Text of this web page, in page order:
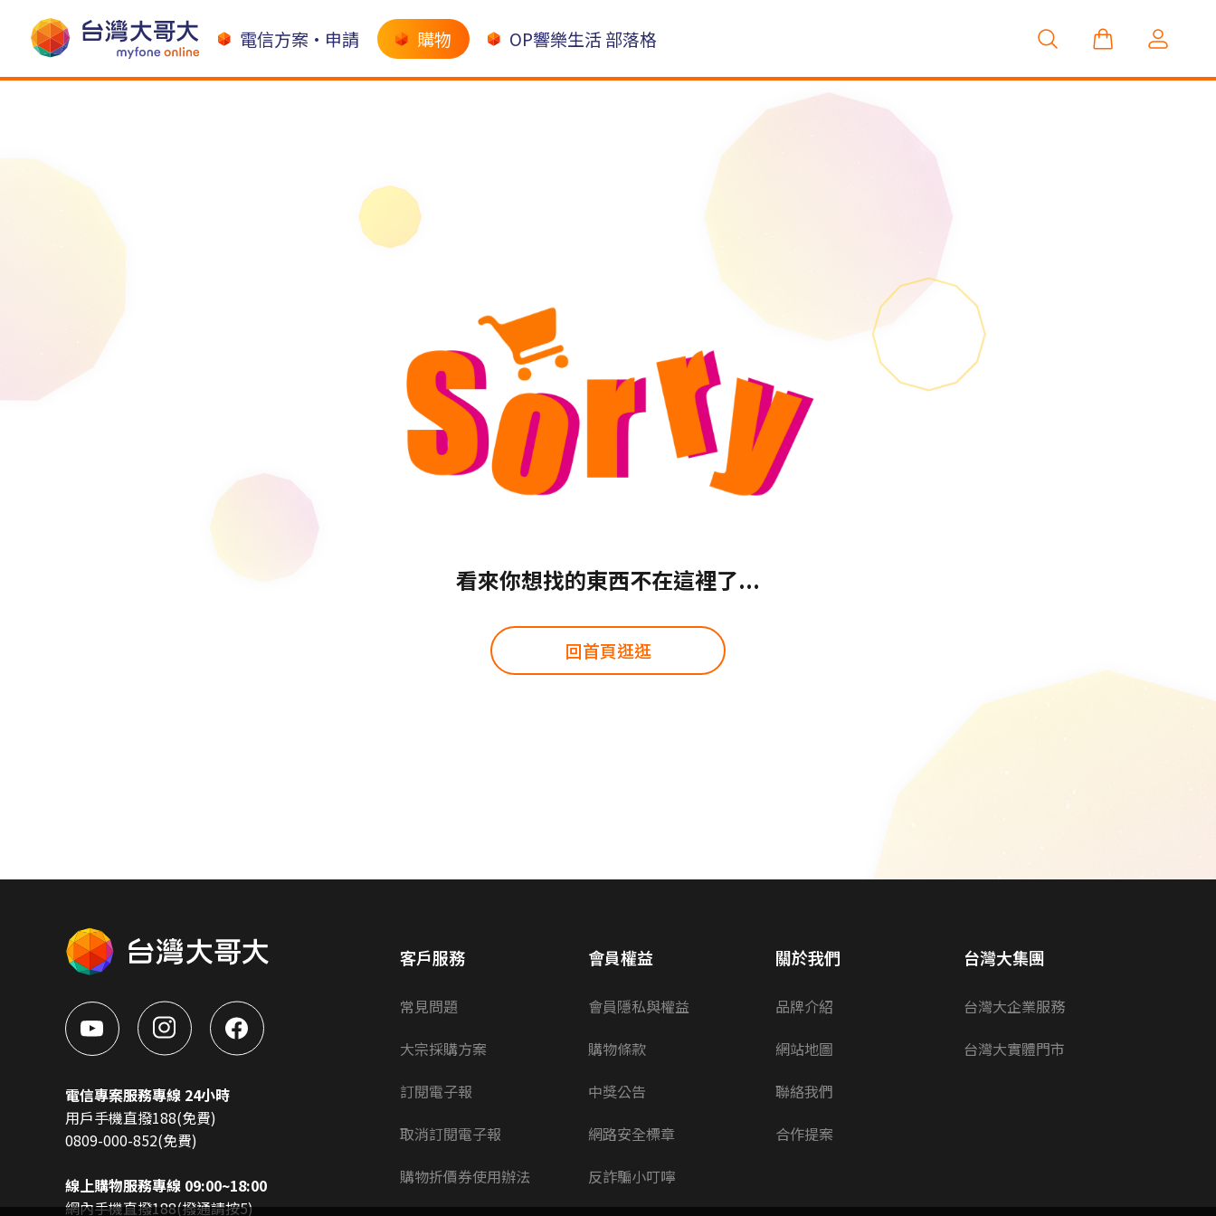
電信方案•申請 購物 OP響樂生活 部落格
看來你想找的東西不在這裡了...
回首頁逛逛
電信專案服務專線 24小時
用戶手機直撥188(免費)
0809-000-852(免費)
線上購物服務專線 09:00~18:00
網內手機直撥188(撥通請按5)
客戶服務
常見問題
大宗採購方案
訂閱電子報
取消訂閱電子報
購物折價券使用辦法
會員權益
會員隱私與權益
購物條款
中獎公告
網路安全標章
反詐騙小叮嚀
關於我們
品牌介紹
網站地圖
聯絡我們
合作提案
台灣大集團
台灣大企業服務
台灣大實體門市